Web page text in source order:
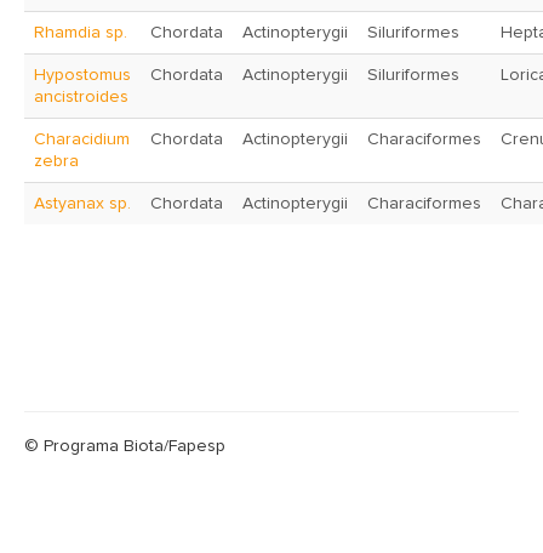
Rhamdia sp. Chordata Actinopterygii Siluriformes
Hypostomus
ancistroides
Chordata Actinopterygii Siluriformes
Characidium
zebra
Chordata Actinopterygii Characiformes
Astyanax sp. Chordata Actinopterygii Characiformes
© Programa Biota/Fapesp